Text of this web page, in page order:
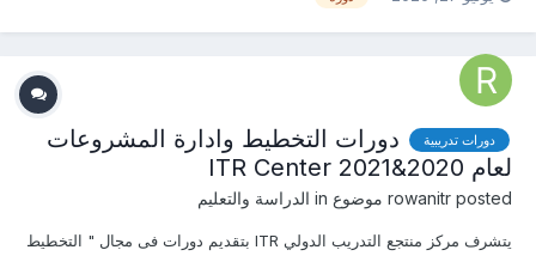
دورات تدريبية
دورات التخطيط وادارة المشروعات
لعام 2020&2021 ITR Center
rowanitr posted موضوع in الدراسة والتعليم
يتشرف مركز منتجع التدريب الدولي ITR بتقديم دورات فى مجال " التخطيط